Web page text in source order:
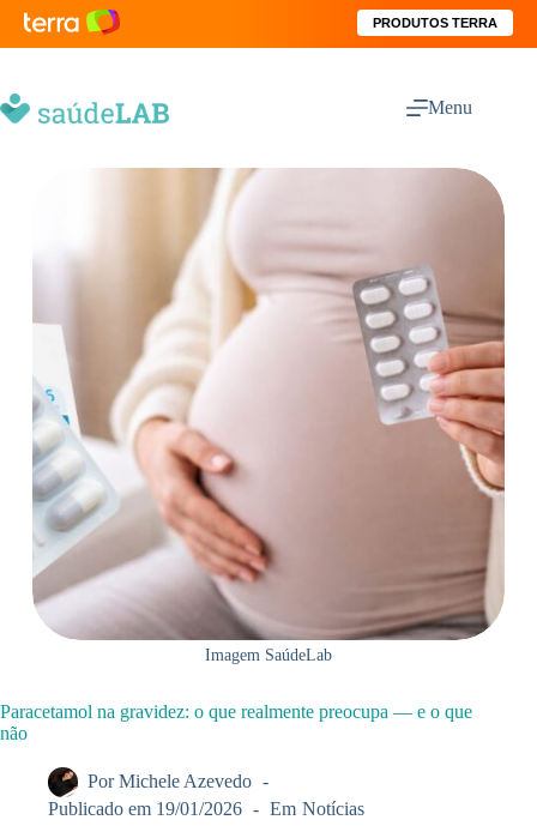
PRODUTOS TERRA
Menu
Imagem SaúdeLab
Paracetamol na gravidez: o que realmente preocupa — e o que
não
Por Michele Azevedo
Publicado em 19/01/2026 Em Notícias